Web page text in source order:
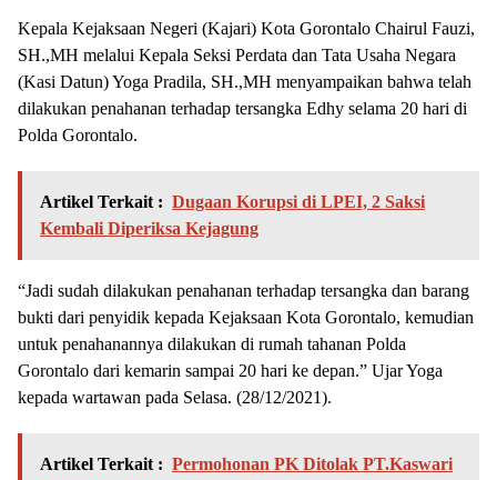
Kepala Kejaksaan Negeri (Kajari) Kota Gorontalo Chairul Fauzi,
SH.,MH melalui Kepala Seksi Perdata dan Tata Usaha Negara
(Kasi Datun) Yoga Pradila, SH.,MH menyampaikan bahwa telah
dilakukan penahanan terhadap tersangka Edhy selama 20 hari di
Polda Gorontalo.
Artikel Terkait : Dugaan Korupsi di LPEI, 2 Saksi
Kembali Diperiksa Kejagung
“Jadi sudah dilakukan penahanan terhadap tersangka dan barang
bukti dari penyidik kepada Kejaksaan Kota Gorontalo, kemudian
untuk penahanannya dilakukan di rumah tahanan Polda
Gorontalo dari kemarin sampai 20 hari ke depan.” Ujar Yoga
kepada wartawan pada Selasa. (28/12/2021).
Artikel Terkait : Permohonan PK Ditolak PT.Kaswari